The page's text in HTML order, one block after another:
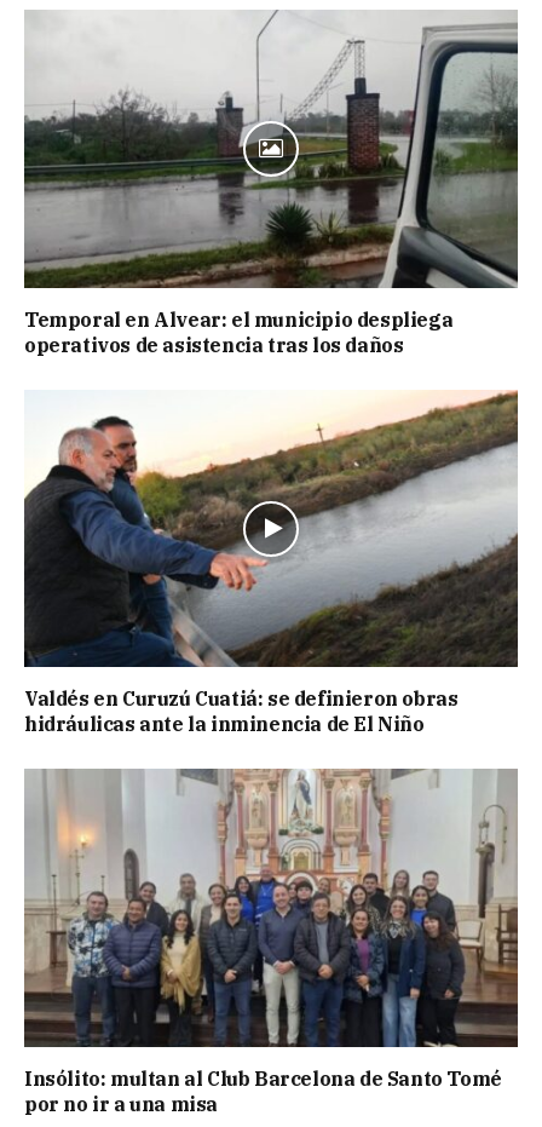
Temporal en Alvear: el municipio despliega
operativos de asistencia tras los daños
Valdés en Curuzú Cuatiá: se definieron obras
hidráulicas ante la inminencia de El Niño
Insólito: multan al Club Barcelona de Santo Tomé
por no ir a una misa